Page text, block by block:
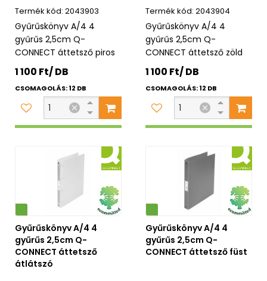
2043903
Gyűrűskönyv A/4 4
gyűrűs 2,5cm Q-
CONNECT áttetsző piros
1 100 Ft/ DB
CSOMAGOLÁS: 12 DB
2043904
Gyűrűskönyv A/4 4
gyűrűs 2,5cm Q-
CONNECT áttetsző zöld
1 100 Ft/ DB
CSOMAGOLÁS: 12 DB
Gyűrűskönyv A/4 4
gyűrűs 2,5cm Q-
CONNECT áttetsző
átlátszó
Környezetbarát
Gyűrűskönyv A/4 4
gyűrűs 2,5cm Q-
CONNECT áttetsző füst